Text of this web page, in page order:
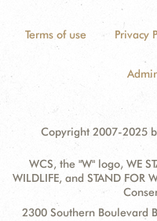
Terms of use Privacy
Copyright 2007-2025
WCS, the "W" logo, WE
WILDLIFE, and STAND FOR
Contact
Address:
2300 Southern Boulevard